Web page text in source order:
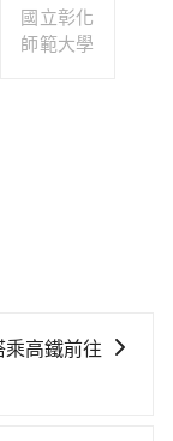
國立彰化
師範大學
高鐵前往